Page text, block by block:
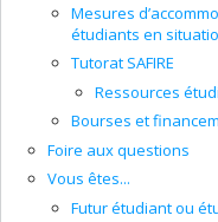
Mesures
étudiants en
Tutorat SAFIRE
Ressources
Bourses et
Foire aux questions
Vous êtes...
Futur étudiant ou